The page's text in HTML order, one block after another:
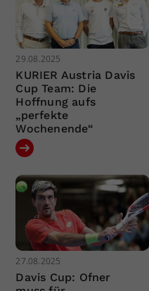
29.08.2025
KURIER Austria Davis
Cup Team: Die
Hoffnung aufs
„perfekte
Wochenende“
27.08.2025
Davis Cup: Ofner